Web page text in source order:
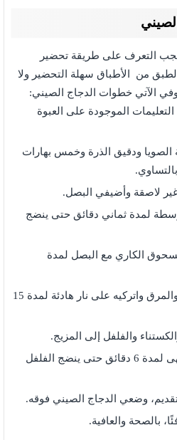
يجب التعرف على طريقة تحضير
من الأطباق سهلة التحضير ولا
الآتي خطوات الدجاج الصيني:
الموجودة على العبوة
ودقيق الذرة وخمس بهارات
لاصقة وأضيفي البصل.
لمدة ثماني دقائق حتى ينضج
الكاري مع البصل لمدة
أضيفي الدجاج المغطى والمرق واتركيه على نار هادئة لمدة 15
والفلفل إلى المزيج.
دعي الدجاج الصيني يُطهى لمدة 6 دقائق حتى ينضج الفلفل
وضعي الدجاج الصيني فوقه.
بالصحة والعافية.